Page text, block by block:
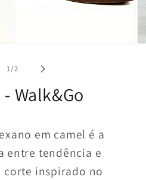
1/of
2
Walk&Go
em camel é a
entre tendência e
corte inspirado no